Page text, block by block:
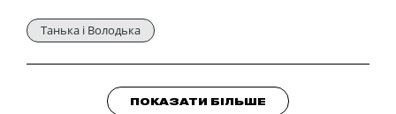
Танька і Володька
ПОКАЗАТИ БІЛЬШЕ